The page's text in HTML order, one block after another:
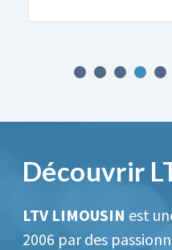
Découvrir
LTV LIMOUSIN est
2006 par des